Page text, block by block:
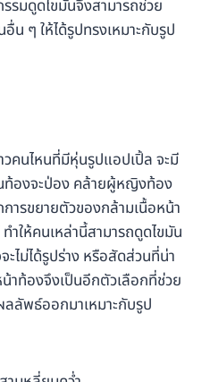
รมดูดไขมันจึงสามารถช่วย
น ๆ ให้ได้รูปทรงเหมาะกับรูป
คนไหนที่มีหุ่นรูปแอปเปิ้ล จะมี
องจะป่อง คล้ายผู้หญิงท้อง
ารขยายตัวของกล้ามเนื้อหน้า
ให้คนเหล่านี้สามารถดูดไขมัน
ะไม่ได้รูปร่าง หรือสัดส่วนที่น่า
ท้องจึงเป็นอีกตัวเลือกที่ช่วย
ลลัพธ์ออกมาเหมาะกับรูป